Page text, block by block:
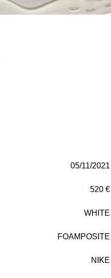
05/11/2021
520 €
WHITE
FOAMPOSITE
NIKE